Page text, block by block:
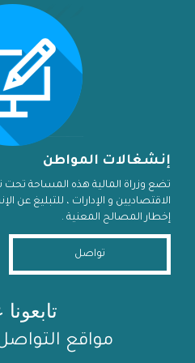
إنشغالات المواطن
تضع وزراة المالية هذه المساحة تحت
الاقتصاديين و الإدارات ، للتبليغ عن
إخطار المصالح المعنية .
تواصل
مواقع